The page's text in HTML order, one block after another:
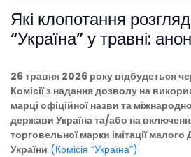
Які клопотання
“Україна” у травні:
26 травня 2026 року відбудеться
Комісії з надання дозволу на
марці офіційної назви та
держави Україна та/або на
торговельної марки імітації
України (Комісія “Україна”).